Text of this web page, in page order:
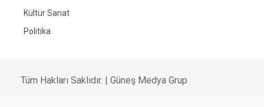
Kültür Sanat
Politika
Tüm Hakları Saklıdır. | Güneş Medya Grup